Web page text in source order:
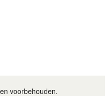
voorbehouden.